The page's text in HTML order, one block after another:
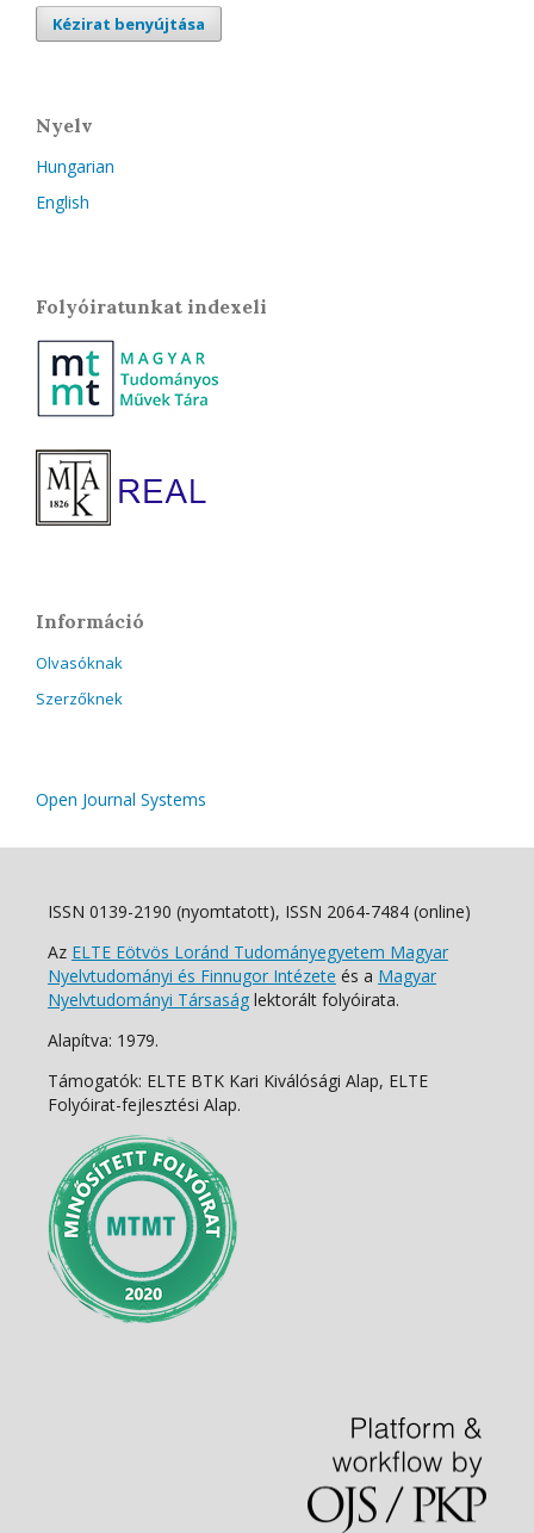
Kézirat benyújtása
Nyelv
Hungarian
English
Folyóiratunkat indexeli
Információ
Olvasóknak
Szerzőknek
Open Journal Systems
ISSN 0139-2190 (nyomtatott), ISSN 2064-7484 (online)
Az ELTE Eötvös Loránd Tudományegyetem Magyar
Nyelvtudományi és Finnugor Intézete és a Magyar
Nyelvtudományi Társaság lektorált folyóirata.
Alapítva: 1979.
Támogatók: ELTE BTK Kari Kiválósági Alap, ELTE
Folyóirat-fejlesztési Alap.